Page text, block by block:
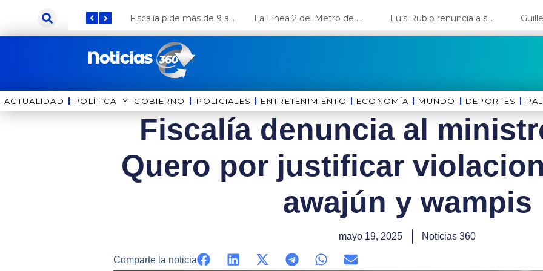
contenido
Fiscalía pide más de 9 años de cárcel para el diputado de oposición Harvey Colchado La Línea 2 del Metro de Lima y el Ramal 4 alcanzan un avance del 80% Luis Rubio renuncia a su candidatura a Lima y deja el camino libre a López Aliaga
ACTUALIDAD POLÍTICA Y GOBIERNO ⁠⁠POLICIALES ENTRETENIMIENTO ECONOMÍA MUNDO DEPORTES
Fiscalía denuncia al
Quero por justificar
awajún y wampis
mayo 19, 2025 Noticias 360
Comparte la noticia